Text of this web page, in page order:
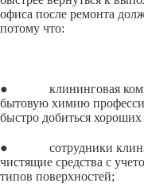
офиса после ремонта
потому что:
● клининговая
бытовую химию
быстро добиться хороших
● сотрудники
чистящие средства с
типов поверхностей;